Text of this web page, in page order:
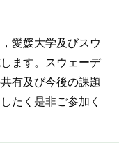
愛媛大学及びスウ
ます。スウェーデ
有及び今後の課題
たく是非ご参加く